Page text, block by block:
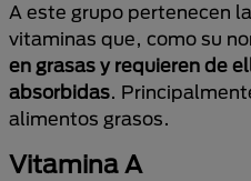
A este grupo pertenecen
vitaminas que, como su
en grasas y requieren de
absorbidas.
alimentos grasos.
Vitamina A